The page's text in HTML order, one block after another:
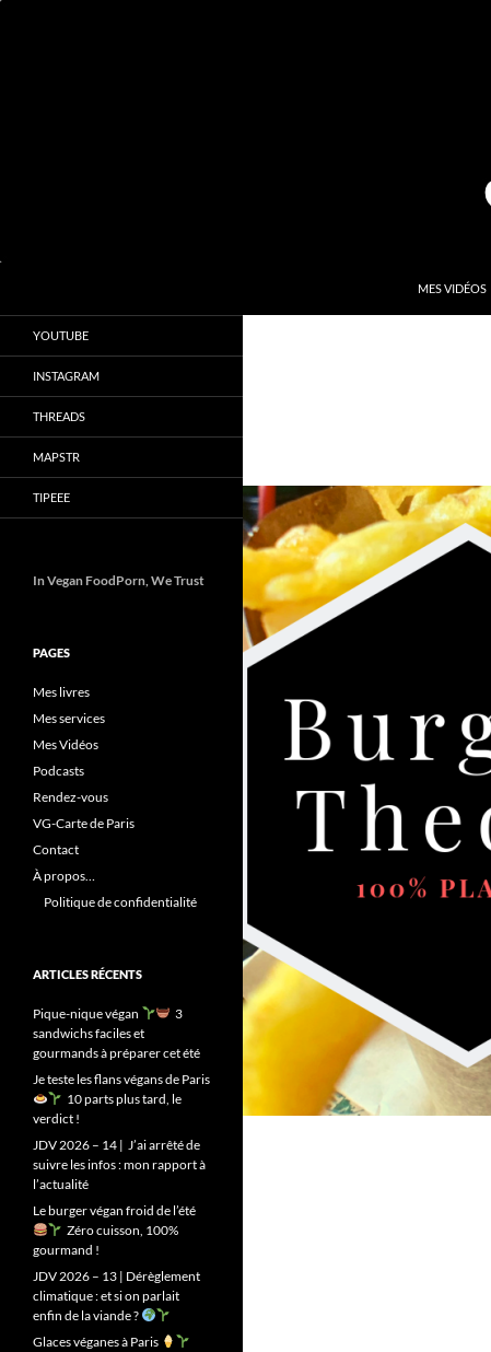
MES VIDÉOS
YOUTUBE
INSTAGRAM
THREADS
MAPSTR
TIPEEE
In Vegan FoodPorn, We Trust
PAGES
Mes livres
Mes services
Mes Vidéos
Podcasts
Rendez-vous
VG-Carte de Paris
Contact
À propos…
Politique de confidentialité
ARTICLES RÉCENTS
Pique-nique végan
3
sandwichs faciles et
gourmands à préparer cet été
Je teste les flans végans de Paris
10 parts plus tard, le
verdict !
JDV 2026 – 14 | J’ai arrêté de
suivre les infos : mon rapport à
l’actualité
Le burger végan froid de l’été
Zéro cuisson, 100%
gourmand !
JDV 2026 – 13 | Dérèglement
climatique : et si on parlait
enfin de la viande ?
Glaces véganes à Paris